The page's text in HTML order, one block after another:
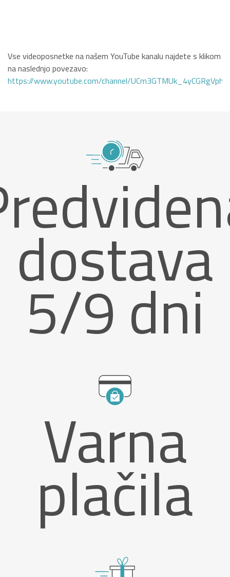
Vse videoposnetke na našem YouTube kanalu najdete s klikom
na naslednjo povezavo:
https://www.youtube.com/channel/
dostava
5/9 dni
Varna
plačila